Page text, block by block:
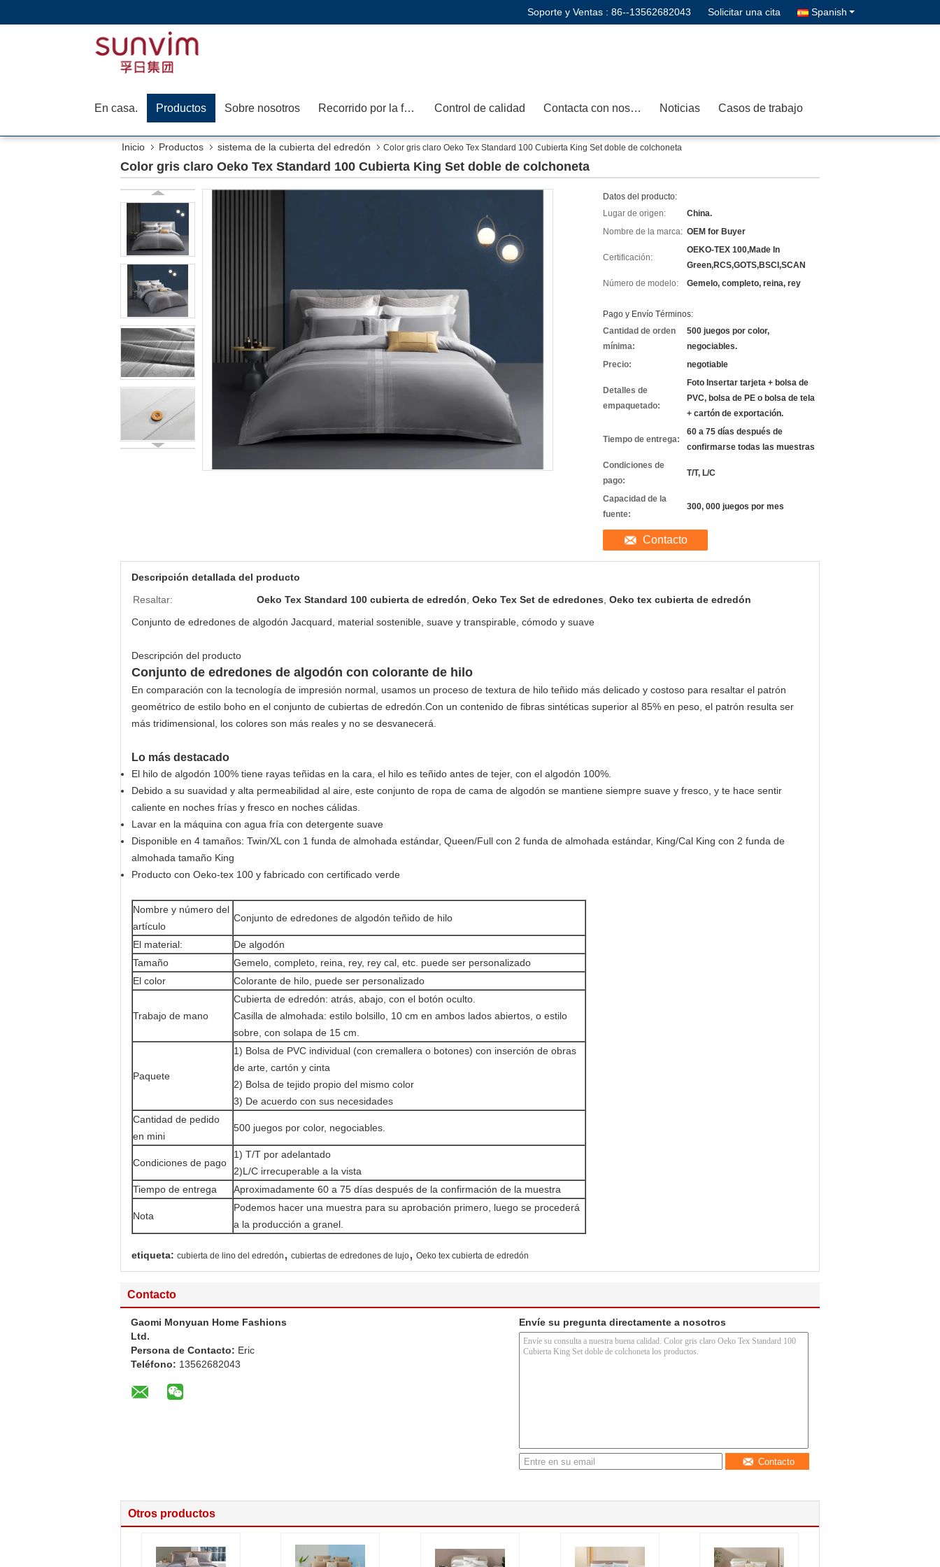
Soporte y Ventas : 86--13562682043 Solicitar una cita Spanish
En casa. Productos Sobre nosotros Recorrido por la fábrica Control de calidad Contacta con nosotros Noticias Casos de trabajo
Inicio Productos sistema de la cubierta del edredón Color gris claro Oeko Tex Standard 100 Cubierta King Set doble de colchoneta
Color gris claro Oeko Tex Standard 100 Cubierta King Set doble de colchoneta
Datos del producto:
Lugar de origen:
China.
Nombre de la marca: OEM for Buyer
Certificación:
OEKO-TEX 100,Made In
Green,RCS,GOTS,BSCI,SCAN
Número de modelo:
Gemelo, completo, reina, rey
Pago y Envío Términos:
Cantidad de orden
mínima:
500 juegos por color,
negociables.
Precio:
negotiable
Detalles de
empaquetado:
Foto Insertar tarjeta + bolsa de
PVC, bolsa de PE o bolsa de tela
+ cartón de exportación.
Tiempo de entrega:
60 a 75 días después de
confirmarse todas las muestras
Condiciones de
pago:
T/T, L/C
Capacidad de la
fuente:
300, 000 juegos por mes
Contacto
Descripción detallada del producto
Resaltar:
Oeko Tex Standard 100 cubierta de edredón Oeko Tex Set de edredones Oeko tex cubierta de edredón
Conjunto de edredones de algodón Jacquard, material sostenible, suave y transpirable, cómodo y suave
Descripción del producto
Conjunto de edredones de algodón con colorante de hilo
En comparación con la tecnología de impresión normal, usamos un proceso de textura de hilo teñido más delicado y costoso para resaltar el patrón
geométrico de estilo boho en el conjunto de cubiertas de edredón.Con un contenido de fibras sintéticas superior al 85% en peso, el patrón resulta ser
más tridimensional, los colores son más reales y no se desvanecerá.
Lo más destacado
El hilo de algodón 100% tiene rayas teñidas en la cara, el hilo es teñido antes de tejer, con el algodón 100%.
Debido a su suavidad y alta permeabilidad al aire, este conjunto de ropa de cama de algodón se mantiene siempre suave y fresco, y te hace sentir
caliente en noches frías y fresco en noches cálidas.
Lavar en la máquina con agua fría con detergente suave
Disponible en 4 tamaños: Twin/XL con 1 funda de almohada estándar, Queen/Full con 2 funda de almohada estándar, King/Cal King con 2 funda de
almohada tamaño King
Producto con Oeko-tex 100 y fabricado con certificado verde
Nombre y número del
artículo
Conjunto de edredones de algodón teñido de hilo
El material:
De algodón
Tamaño
Gemelo, completo, reina, rey, rey cal, etc. puede ser personalizado
El color
Colorante de hilo, puede ser personalizado
Trabajo de mano
Cubierta de edredón: atrás, abajo, con el botón oculto.
Casilla de almohada: estilo bolsillo, 10 cm en ambos lados abiertos, o estilo
sobre, con solapa de 15 cm.
Paquete
1) Bolsa de PVC individual (con cremallera o botones) con inserción de obras
de arte, cartón y cinta
2) Bolsa de tejido propio del mismo color
3) De acuerdo con sus necesidades
Cantidad de pedido
en mini
500 juegos por color, negociables.
Condiciones de pago
1) T/T por adelantado
2)L/C irrecuperable a la vista
Tiempo de entrega
Aproximadamente 60 a 75 días después de la confirmación de la muestra
Nota
Podemos hacer una muestra para su aprobación primero, luego se procederá
a la producción a granel.
etiqueta: cubierta de lino del edredón , cubiertas de edredones de lujo, Oeko tex cubierta de edredón
Contacto
Gaomi Monyuan Home Fashions
Ltd.
Persona de Contacto: Eric
Teléfono: 13562682043
Envíe su pregunta directamente a nosotros
Contacto
Otros productos